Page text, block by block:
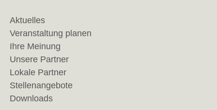
Aktuelles
Veranstaltung planen
Ihre Meinung
Unsere Partner
Lokale Partner
Stellenangebote
Downloads